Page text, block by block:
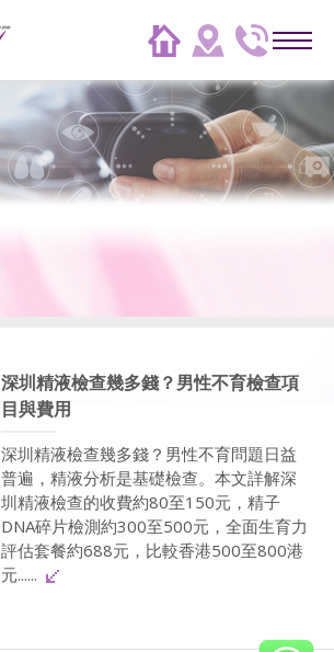
深圳精液檢查幾多錢？男性不育檢查項
目與費用
深圳精液檢查幾多錢？男性不育問題日益
普遍，精液分析是基礎檢查。本文詳解深
圳精液檢查的收費約80至150元，精子
DNA碎片檢測約300至500元，全面生育力
評估套餐約688元，比較香港500至800港
元......